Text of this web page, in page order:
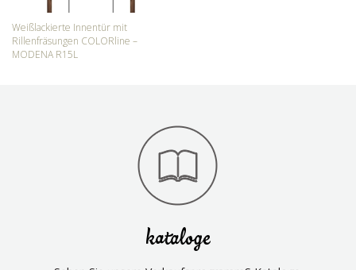
Weißlackierte Innentür mit
Rillenfräsungen COLORline –
MODENA R15L
kataloge